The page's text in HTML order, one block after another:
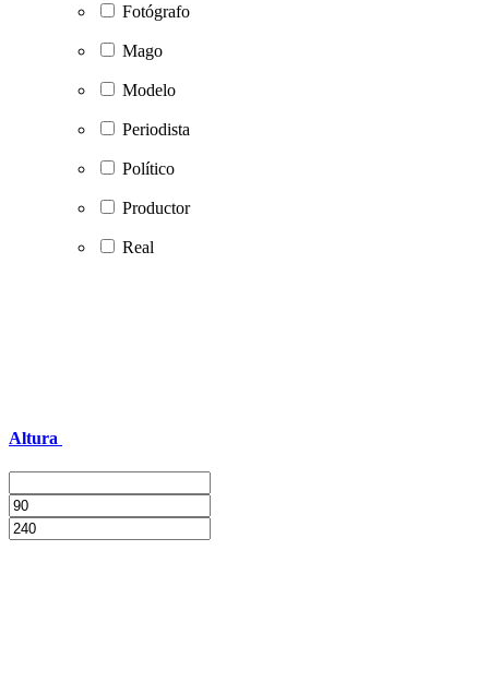
Fotógrafo
Mago
Modelo
Periodista
Político
Productor
Real
Altura